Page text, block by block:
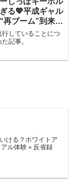
る💖平成ギャル
再ブーム”到来中
していることにつ
記事。
ける？ホワイトア
ル体験＋反省録